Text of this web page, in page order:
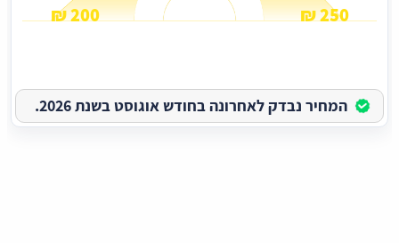
250 ₪
200 ₪
המחיר נבדק לאחרונה בחודש אוגוסט בשנת 2026.